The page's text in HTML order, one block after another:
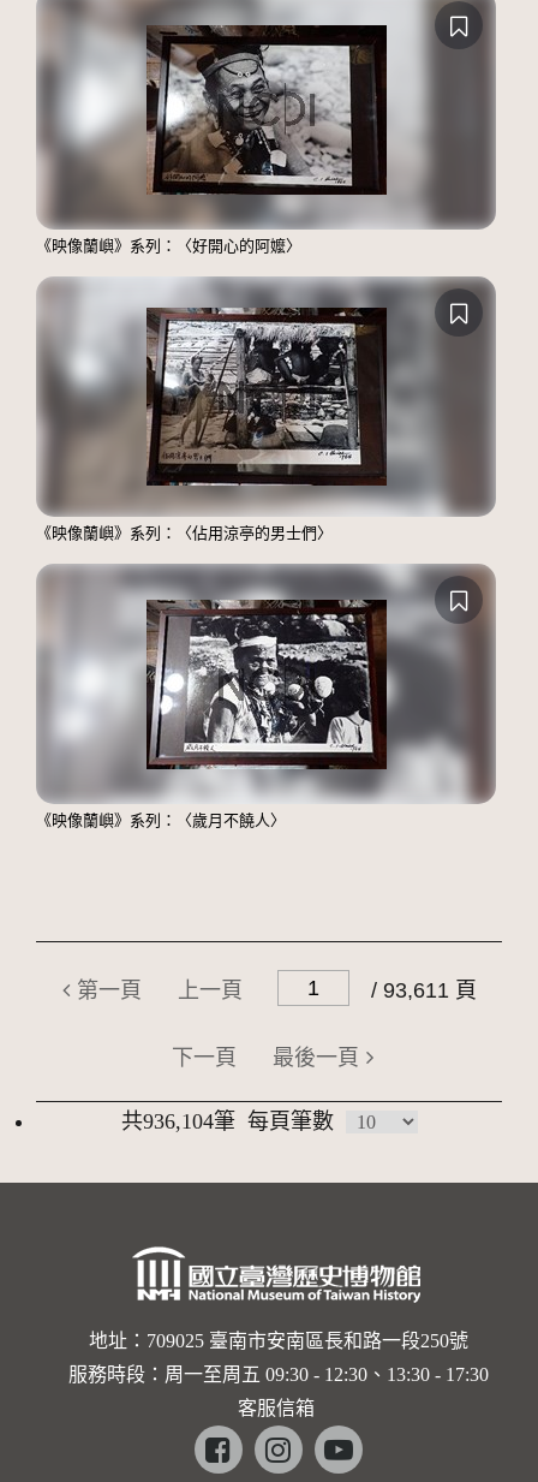
《映像蘭嶼》系列：〈好開心的阿嬤〉
《映像蘭嶼》系列：〈佔用涼亭的男士們〉
《映像蘭嶼》系列：〈歲月不饒人〉
第一頁 上一頁 / 93,611 頁
下一頁 最後一頁
共936,104筆 每頁筆數
地址：709025 臺南市安南區長和路一段250號
服務時段：周一至周五 09:30 - 12:30、13:30 - 17:30
客服信箱
Facebookinstagramyoutube